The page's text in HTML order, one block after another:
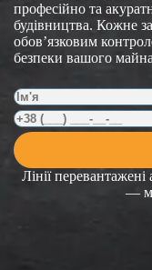
професійно та
будівництва. Кожне
обов’язковим
безпеки вашого
Лінії
—